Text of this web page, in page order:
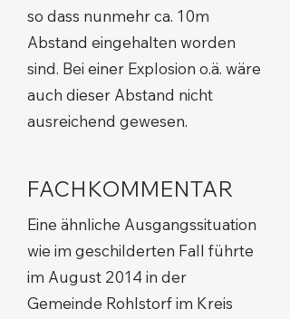
so dass nunmehr ca. 10m
Abstand eingehalten worden
sind. Bei einer Explosion o.ä. wäre
auch dieser Abstand nicht
ausreichend gewesen.
FACHKOMMENTAR
Eine ähnliche Ausgangssituation
wie im geschilderten Fall führte
im August 2014 in der
Gemeinde Rohlstorf im Kreis